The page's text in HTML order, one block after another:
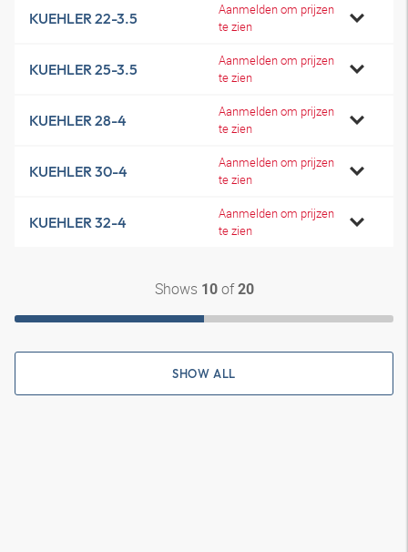
KUEHLER 22-3.5
Aanmelden om prijzen
te zien
KUEHLER 25-3.5
Aanmelden om prijzen
te zien
KUEHLER 28-4
Aanmelden om prijzen
te zien
KUEHLER 30-4
Aanmelden om prijzen
te zien
KUEHLER 32-4
Aanmelden om prijzen
te zien
Shows 10of20
SHOW ALL